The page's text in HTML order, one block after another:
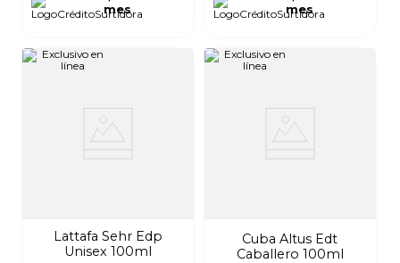
mes
mes
Lattafa Sehr Edp
Unisex 100ml
Cuba Altus Edt
Caballero 100ml